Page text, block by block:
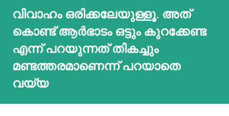
വിവാഹം ഒരിക്കലേയുള്ളൂ. അത്
കൊണ്ട് ആർഭാടം ഒട്ടും കുറക്കേണ്ട
എന്ന് പറയുന്നത് തികച്ചും
മണ്ടത്തരമാണെന്ന് പറയാതെ
വയ്യ